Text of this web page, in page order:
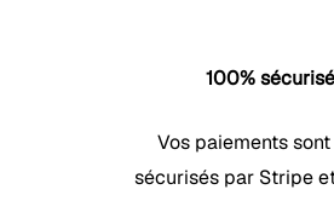
100% sécurisé
Vos paiements sont
sécurisés par Stripe